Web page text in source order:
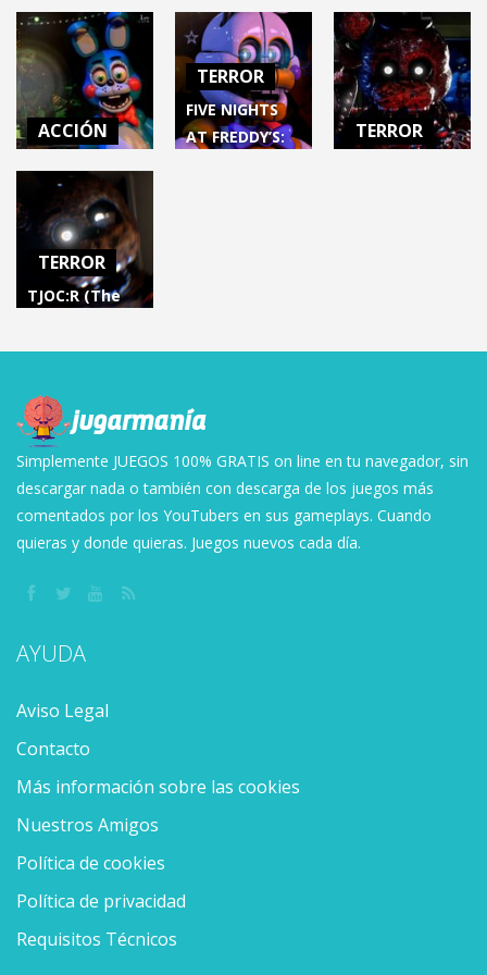
Special
Delivery
30.6K
Wanted (PC) –
FNAF 7
60.6K
CASE 2:
Animatronics
Survival
60K
ACCIÓN
CUSTOM
NIGHT (FNAF)
88.3K
TERROR
FIVE NIGHTS
AT FREDDY’S:
TERROR
TERROR
TJOC:R (The
Creation:
69.6K
Simplemente JUEGOS 100% GRATIS on line en tu navegador, sin
descargar nada o también con descarga de los juegos más
comentados por los YouTubers en sus gameplays. Cuando
quieras y donde quieras. Juegos nuevos cada día.
AYUDA
Aviso Legal
Contacto
Más información sobre las cookies
Nuestros Amigos
Política de cookies
Política de privacidad
Requisitos Técnicos